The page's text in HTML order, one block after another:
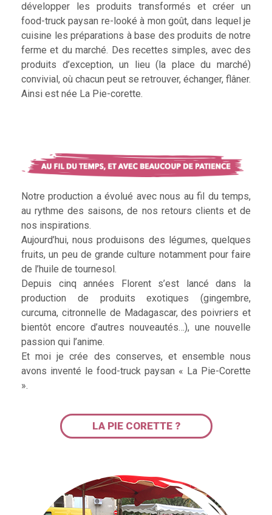
développer les produits transformés et créer un
food-truck paysan re-looké à mon goût, dans lequel je
cuisine les préparations à base des produits de notre
ferme et du marché. Des recettes simples, avec des
produits d’exception, un lieu (la place du marché)
convivial, où chacun peut se retrouver, échanger, flâner.
Ainsi est née La Pie-corette.
Notre production a évolué avec nous au fil du temps,
au rythme des saisons, de nos retours clients et de
nos inspirations.
Aujourd’hui, nous produisons des légumes, quelques
fruits, un peu de grande culture notamment pour faire
de l’huile de tournesol.
Depuis cinq années Florent s’est lancé dans la
production de produits exotiques (gingembre,
curcuma, citronnelle de Madagascar, des poivriers et
bientôt encore d’autres nouveautés…), une nouvelle
passion qui l’anime.
Et moi je crée des conserves, et ensemble nous
avons inventé le food-truck paysan « La Pie-Corette
».
LA PIE CORETTE ?